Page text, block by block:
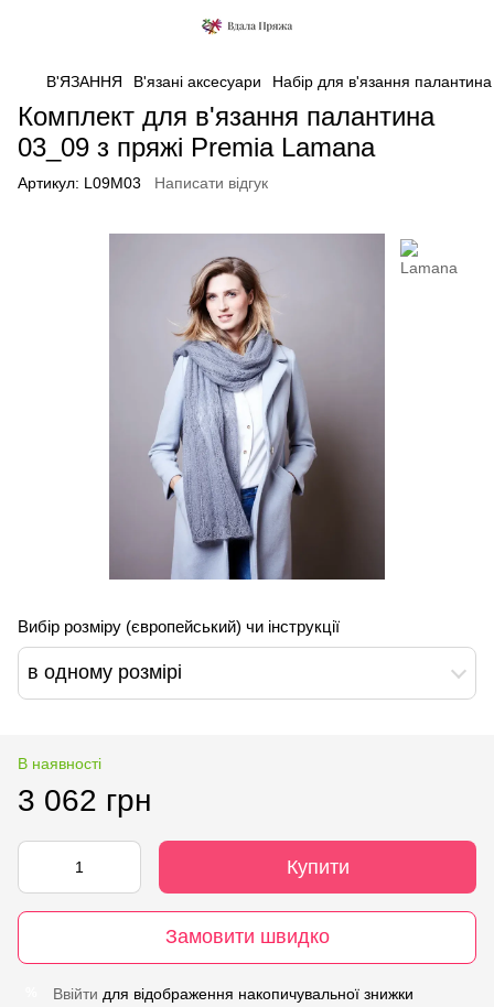
В'ЯЗАННЯ В'язані аксесуари Набір для в'язання
Комплект для в'язання палантина
03_09 з пряжі Premia Lamana
Артикул: L09M03 Написати відгук
Вибір розміру (європейський) чи інструкції
в одному розмірі
В наявності
3 062 грн
Купити
Замовити швидко
Ввійти для відображення накопичувальної знижки